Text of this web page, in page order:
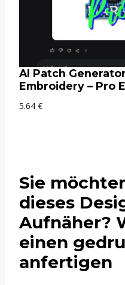
AI Patch
Embroidery – Pro
5.64 €
Sie
dieses
Aufnäher?
einen
anfertigen